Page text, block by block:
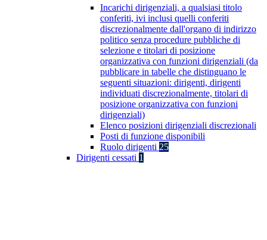
Incarichi dirigenziali, a qualsiasi titolo
conferiti, ivi inclusi quelli conferiti
discrezionalmente dall'organo di indirizzo
politico senza procedure pubbliche di
selezione e titolari di posizione
organizzativa con funzioni dirigenziali (da
pubblicare in tabelle che distinguano le
seguenti situazioni: dirigenti, dirigenti
individuati discrezionalmente, titolari di
posizione organizzativa con funzioni
dirigenziali)
Elenco posizioni dirigenziali discrezionali
Posti di funzione disponibili
Ruolo dirigenti 25
Dirigenti cessati 1